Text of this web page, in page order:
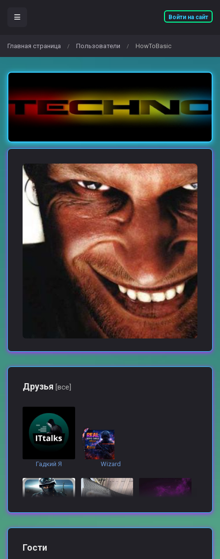
Войти на сайт
Главная страница / Пользователи / HowToBasic
Друзья [все]
Гадкий Я Wizard
Гости